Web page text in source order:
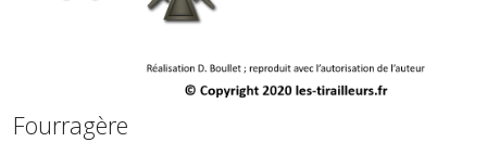
Fourragère